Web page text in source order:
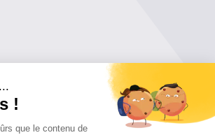
!
que le contenu de